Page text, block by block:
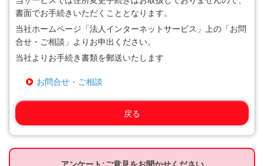
書面でお手続きいただくこととなります。
当社ホームページ「法人インターネットサービス」上の「お問
合せ・ご相談」よりお申出ください。
当社よりお手続き書類を郵送いたします
お問合せ・ご相談
戻る